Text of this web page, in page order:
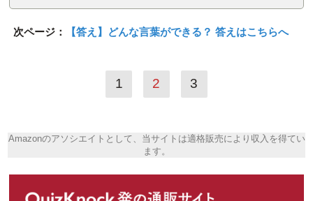
次ページ： 【答え】どんな言葉ができる？ 答えはこちらへ
1 2 3
Amazonのアソシエイトとして、当サイトは適格販売により収入を得てい
ます。